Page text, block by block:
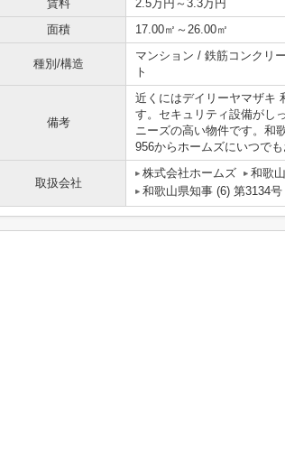
賃料 2.5万円～3.3万円
面積
17.00㎡～26.00㎡
種別/構造
マンション / 鉄筋コンクリー
ト
備考
近くにはデイリーヤマザキ
す。セキュリティ設備がし
ニーズの高い物件です。和
956からホームズにいつでも
取扱会社
株式会社ホームズ 和歌
和歌山県知事 (6) 第3134号